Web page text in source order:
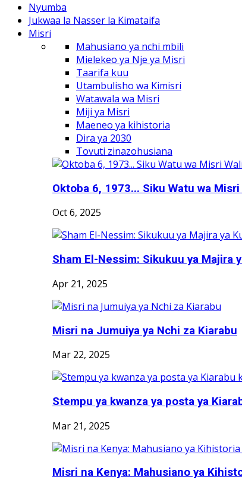
Nyumba
Jukwaa la Nasser la Kimataifa
Misri
Mahusiano ya nchi mbili
Mielekeo ya Nje ya Misri
Taarifa kuu
Utambulisho wa Kimisri
Watawala wa Misri
Miji ya Misri
Maeneo ya kihistoria
Dira ya 2030
Tovuti zinazohusiana
Oktoba 6, 1973... Siku Watu wa
Oct 6, 2025
Sham El-Nessim: Sikukuu ya Majira
Apr 21, 2025
Misri na Jumuiya ya Nchi za Kiarabu
Mar 22, 2025
Stempu ya kwanza ya posta ya
Mar 21, 2025
Misri na Kenya: Mahusiano ya